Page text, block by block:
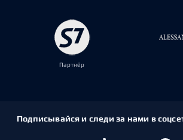
Партнёр
Подписывайся и следи за нами в